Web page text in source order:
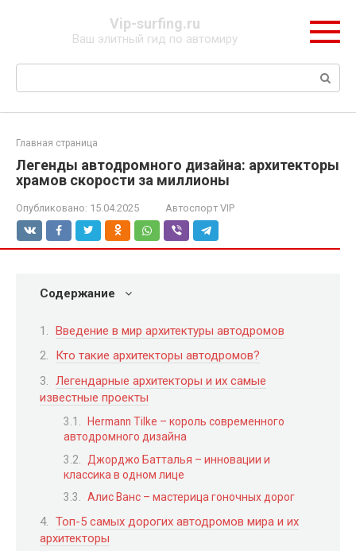
Vip-surfing.ru
Ваш элитный гид по автомиру
Поиск:
Главная страница
Легенды автодромного дизайна: архитекторы
храмов скорости за миллионы
Опубликовано: 15.04.2025 Автоспорт VIP
Содержание
Введение в мир архитектуры автодромов
Кто такие архитекторы автодромов?
Легендарные архитекторы и их самые
известные проекты
Hermann Tilke – король современного
автодромного дизайна
Джорджо Батталья – инновации и
классика в одном лице
Алис Ванс – мастерица гоночных дорог
Топ-5 самых дорогих автодромов мира и их
архитекторы